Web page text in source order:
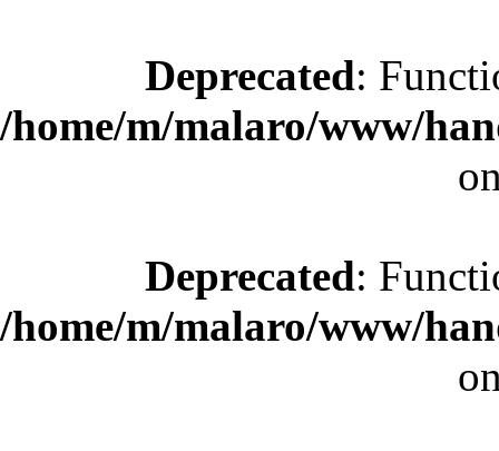
Deprecated:
/home/m/malaro/www/
Deprecated:
/home/m/malaro/www/